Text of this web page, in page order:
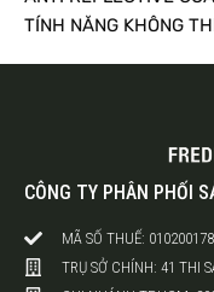
TÍNH NĂNG KHÔNG
CÔNG TY PHÂN PHỐI
MÃ SỐ THUẾ:
TRỤ SỞ CHÍNH: 41 THI